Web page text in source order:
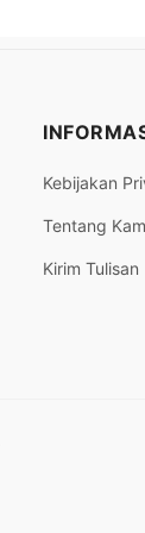
Kebijakan
Tentang
Kirim Tulisan